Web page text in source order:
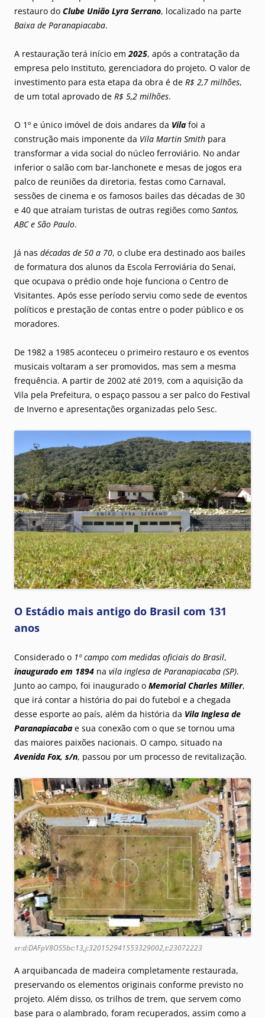
restauro do Clube União Lyra Serrano, localizado na parte
Baixa de Paranapiacaba.
A restauração terá início em2025, após a contratação da
empresa pelo Instituto, gerenciadora do projeto. O valor de
investimento para esta etapa da obra é de R$ 2,7 milhões,
de um total aprovado de R$ 5,2 milhões.
O 1º e único imóvel de dois andares da Vila foi a
construção mais imponente da Vila Martin Smith para
transformar a vida social do núcleo ferroviário. No andar
inferior o salão com bar-lanchonete e mesas de jogos era
palco de reuniões da diretoria, festas como Carnaval,
sessões de cinema e os famosos bailes das décadas de 30
e 40 que atraíam turistas de outras regiões como Santos,
ABC e São Paulo.
Já nas décadas de 50 a 70, o clube era destinado aos bailes
de formatura dos alunos da Escola Ferroviária do Senai,
que ocupava o prédio onde hoje funciona o Centro de
Visitantes. Após esse período serviu como sede de eventos
políticos e prestação de contas entre o poder público e os
moradores.
De 1982 a 1985 aconteceu o primeiro restauro e os eventos
musicais voltaram a ser promovidos, mas sem a mesma
frequência. A partir de 2002 até 2019, com a aquisição da
Vila pela Prefeitura, o espaço passou a ser palco do Festival
de Inverno e apresentações organizadas pelo Sesc.
O Estádio mais antigo do Brasil com 131
anos
Considerado o 1º campo com medidas oficiais do Brasil,
inaugurado em 1894 na vila inglesa de Paranapiacaba (SP).
Junto ao campo, foi inaugurado o Memorial Charles Miller,
que irá contar a história do pai do futebol e a chegada
desse esporte ao país, além da história da Vila Inglesa de
Paranapiacaba e sua conexão com o que se tornou uma
das maiores paixões nacionais. O campo, situado na
Avenida Fox, s/n, passou por um processo de revitalização.
xr:d:DAFpV8OS5bc:13,j:320152941553329002,t:23072223
A arquibancada de madeira completamente restaurada,
preservando os elementos originais conforme previsto no
projeto. Além disso, os trilhos de trem, que servem como
base para o alambrado, foram recuperados, assim como a